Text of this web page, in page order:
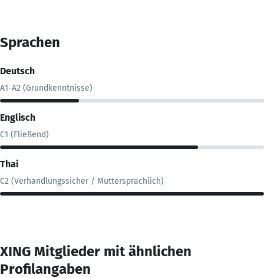
Sprachen
Deutsch
A1-A2 (Grundkenntnisse)
Englisch
C1 (Fließend)
Thai
C2 (Verhandlungssicher / Muttersprachlich)
XING Mitglieder mit ähnlichen
Profilangaben